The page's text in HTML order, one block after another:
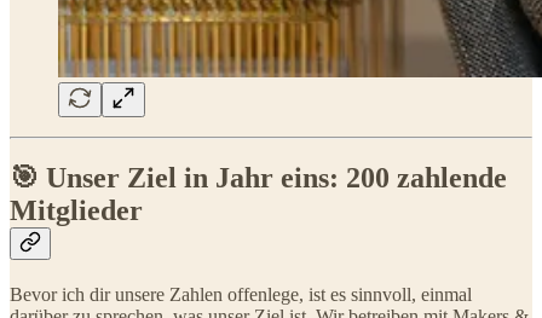
🎯 Unser Ziel in Jahr eins: 200 zahlende
Mitglieder
Bevor ich dir unsere Zahlen offenlege, ist es sinnvoll, einmal